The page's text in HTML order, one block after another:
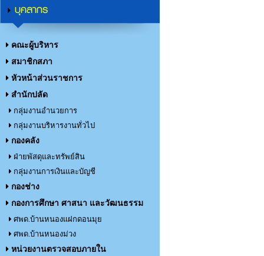
บุคลากร
คณะผู้บริหาร
สมาชิกสภา
หัวหน้าส่วนราชการ
สำนักปลัด
กลุ่มงานอำนวยการ
กลุ่มงานบริหารงานทั่วไป
กองคลัง
ฝ่ายพัสดุและทรัพย์สิน
กลุ่มงานการเงินและบัญชี
กองช่าง
กองการศึกษา ศาสนา และวัฒนธรรม
ศพด.บ้านหนองแฝกดอนมุย
ศพด.บ้านหนองม่วง
หน่วยงานตรวจสอบภายใน